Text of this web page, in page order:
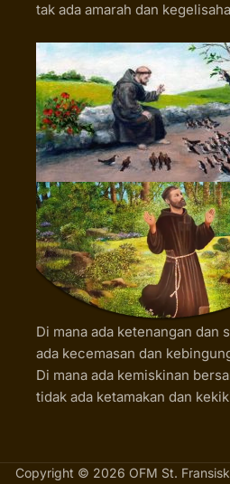
tak ada amarah dan
Di mana ada ketenangan dan
ada kecemasan dan
Di mana ada kemiskinan
tidak ada ketamakan dan
Copyright © 2026 OFM St.